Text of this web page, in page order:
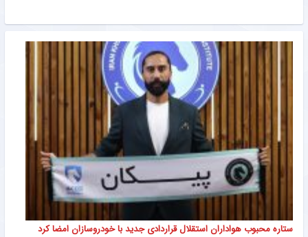
ستاره محبوب هواداران استقلال قراردادی جدید با خودروسازان امضا کرد